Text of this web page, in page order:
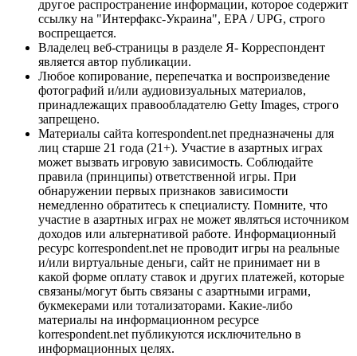
другое распространение информации, которое содержит
ссылку на "Интерфакс-Украина", EPA / UPG, строго
воспрещается.
Владелец веб-страницы в разделе Я- Корреспондент
является автор публикации.
Любое копирование, перепечатка и воспроизведение
фотографий и/или аудиовизуальных материалов,
принадлежащих правообладателю Getty Images, строго
запрещено.
Материалы сайта korrespondent.net предназначены для
лиц старше 21 года (21+). Участие в азартных играх
может вызвать игровую зависимость. Соблюдайте
правила (принципы) ответственной игры. При
обнаружении первых признаков зависимости
немедленно обратитесь к специалисту. Помните, что
участие в азартных играх не может являться источником
доходов или альтернативой работе. Информационный
ресурс korrespondent.net не проводит игры на реальные
и/или виртуальные деньги, сайт не принимает ни в
какой форме оплату ставок и других платежей, которые
связаны/могут быть связаны с азартными играми,
букмекерами или тотализаторами. Какие-либо
материалы на информационном ресурсе
korrespondent.net публикуются исключительно в
информационных целях.